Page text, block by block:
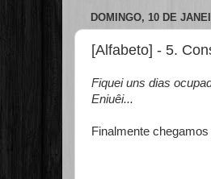
DOMINGO, 10 DE
[Alfabeto] - 5.
Fiquei uns dias
Eniuêi...
Finalmente chegamos